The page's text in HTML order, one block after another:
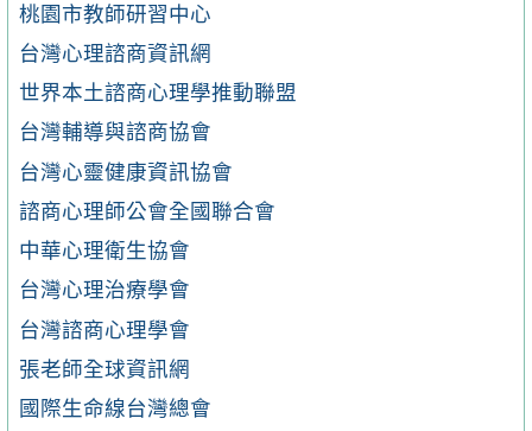
桃園市教師研習中心
台灣心理諮商資訊網
世界本土諮商心理學推動聯盟
台灣輔導與諮商協會
台灣心靈健康資訊協會
諮商心理師公會全國聯合會
中華心理衛生協會
台灣心理治療學會
台灣諮商心理學會
張老師全球資訊網
國際生命線台灣總會